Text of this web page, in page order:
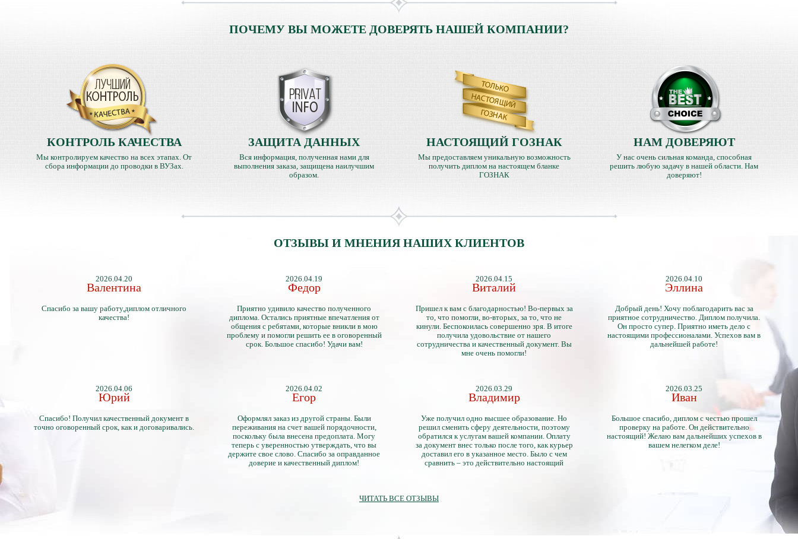
ПОЧЕМУ ВЫ МОЖЕТЕ ДОВЕРЯТЬ НАШЕЙ КОМПАНИИ?
КОНТРОЛЬ КАЧЕСТВА
Мы контролируем качество на всех этапах. От
сбора информации до проводки в ВУЗах.
ЗАЩИТА ДАННЫХ
Вся информация, полученная нами для
выполнения заказа, защищена наилучшим
образом.
НАСТОЯЩИЙ ГОЗНАК
Мы предоставляем уникальную возможность
получить диплом на настоящем бланке
ГОЗНАК
НАМ ДОВЕРЯЮТ
У нас очень сильная команда, способная
решить любую задачу в нашей области. Нам
доверяют!
ОТЗЫВЫ И МНЕНИЯ НАШИХ КЛИЕНТОВ
2026.04.20
Валентина
Спасибо за вашу работу,диплом отличного
качества!
2026.04.19
Федор
Приятно удивило качество полученного
диплома. Остались приятные впечатления от
общения с ребятами, которые вникли в мою
проблему и помогли решить ее в оговоренный
срок. Большое спасибо! Удачи вам!
2026.04.15
Виталий
Пришел к вам с благодарностью! Во-первых за
то, что помогли, во-вторых, за то, что не
кинули. Беспокоилась совершенно зря. В итоге
получила удовольствие от нашего
сотрудничества и качественный документ. Вы
мне очень помогли!
2026.04.10
Эллина
Добрый день! Хочу поблагодарить вас за
приятное сотрудничество. Диплом получила.
Он просто супер. Приятно иметь дело с
настоящими профессионалами. Успехов вам в
дальнейшей работе!
2026.04.06
Юрий
Спасибо! Получил качественный документ в
точно оговоренный срок, как и договаривались.
2026.04.02
Егор
Оформлял заказ из другой страны. Были
переживания на счет вашей порядочности,
поскольку была внесена предоплата. Могу
теперь с уверенностью утверждать, что вы
держите свое слово. Спасибо за оправданное
доверие и качественный диплом!
2026.03.29
Владимир
Уже получил одно высшее образование. Но
решил сменить сферу деятельности, поэтому
обратился к услугам вашей компании. Оплату
за документ внес только после того, как курьер
доставил его в указанное место. Было с чем
сравнить – это действительно настоящий
2026.03.25
Иван
Большое спасибо, диплом с честью прошел
проверку на работе. Он действительно
настоящий! Желаю вам дальнейших успехов в
вашем нелегком деле!
ЧИТАТЬ ВСЕ ОТЗЫВЫ